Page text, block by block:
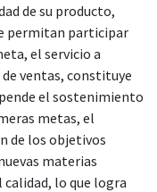
de su producto,
permitan participar
el servicio a
ventas, constituye
el sostenimiento
metas, el
de los objetivos
materias
lo que logra